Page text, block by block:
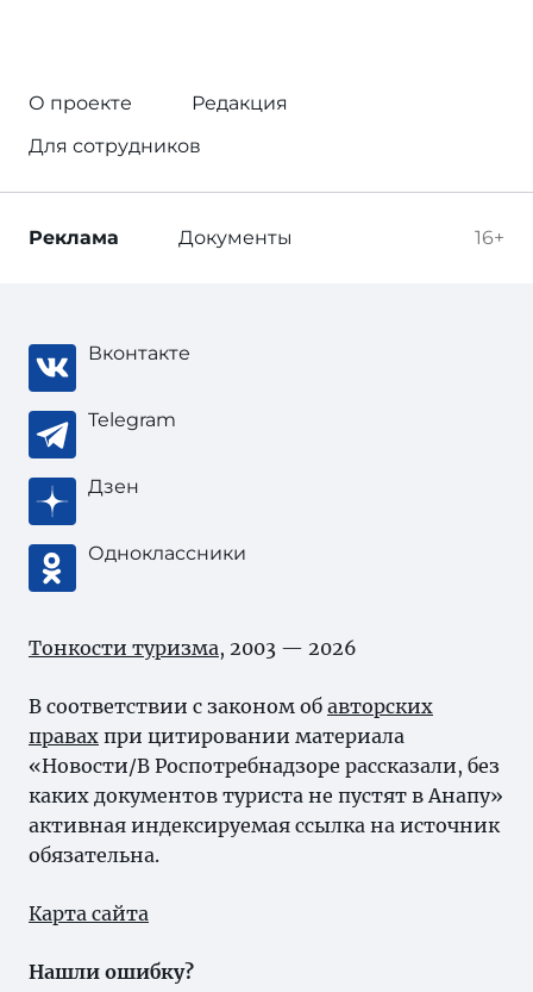
О проекте
Редакция
Для сотрудников
16+
Реклама Документы
Вконтакте
Telegram
Дзен
Одноклассники
Тонкости туризма, 2003 — 2026
В соответствии с законом об авторских
правах при цитировании материала
«Новости/В Роспотребнадзоре рассказали, без
каких документов туриста не пустят в Анапу»
активная индексируемая ссылка на источник
обязательна.
Карта сайта
Нашли ошибку?